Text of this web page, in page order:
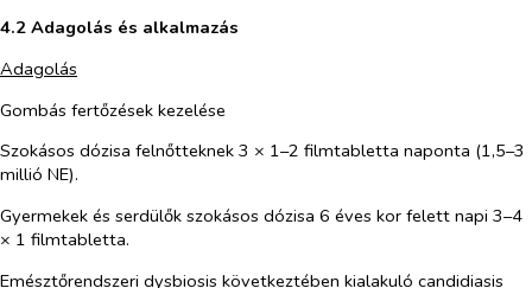
4.2 Adagolás és alkalmazás
Adagolás
Gombás fertőzések kezelése
Szokásos dózisa felnőtteknek 3 × 1–2 filmtabletta naponta (1,5–3
millió NE).
Gyermekek és serdülők szokásos dózisa 6 éves kor felett napi 3–4
× 1 filmtabletta.
Emésztőrendszeri dysbiosis következtében kialakuló candidiasis